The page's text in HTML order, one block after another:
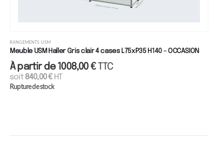
RANGEMENTS USM
Meuble USM Haller Gris clair 4 cases L75xP35 H140 - OCCASION
À partir de1008,00€ TTC
soit840,00€HT
Rupture de stock